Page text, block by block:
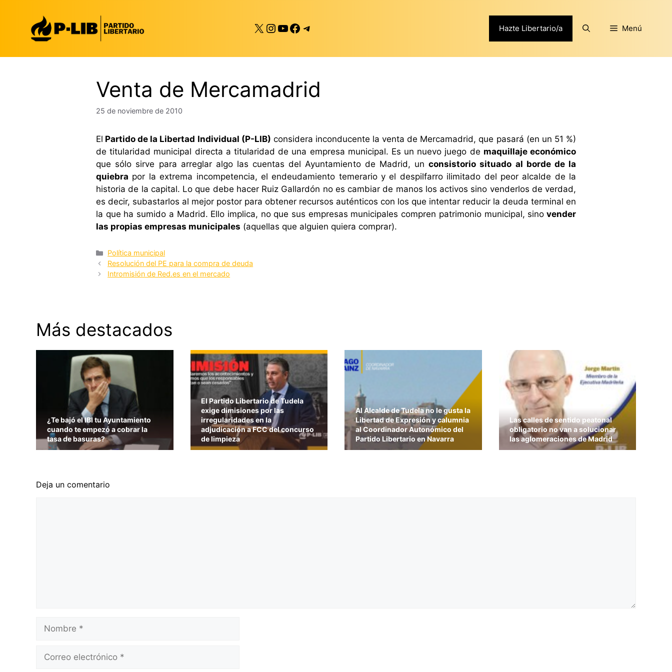
contenido
X Instagram
YouTube
Facebook
Telegram Hazte Libertario/a Menú
Venta de Mercamadrid
25 de noviembre de 2010
El Partido de la Libertad Individual (P-LIB) considera inconducente la venta de Mercamadrid, que pasará (en un 51 %)
de titularidad municipal directa a titularidad de una empresa municipal. Es un nuevo juego de maquillaje económico
que sólo sirve para arreglar algo las cuentas del Ayuntamiento de Madrid, unconsistorio situado al borde de la
quiebra por la extrema incompetencia, el endeudamiento temerario y el despilfarro ilimitado del peor alcalde de la
historia de la capital. Lo que debe hacer Ruiz Gallardón no es cambiar de manos los activos sino venderlos de verdad,
es decir, subastarlos al mejor postor para obtener recursos auténticos con los que intentar reducir la deuda terminal en
la que ha sumido a Madrid. Ello implica, no que sus empresas municipales compren patrimonio municipal, sino vender
las propias empresas municipales (aquellas que alguien quiera comprar).
Categorías
Política municipal
Resolución del PE para la compra de deuda
Intromisión de Red.es en el mercado
Más destacados
¿Te bajó el IBI tu Ayuntamiento
cuando te empezó a cobrar la
tasa de basuras?
El Partido Libertario de Tudela
exige dimisiones por las
irregularidades en la
adjudicación a FCC del concurso
de limpieza
Al Alcalde de Tudela no le gusta la
Libertad de Expresión y calumnia
al Coordinador Autonómico del
Partido Libertario en Navarra
Las calles de sentido peatonal
obligatorio no van a solucionar
las aglomeraciones de Madrid
Deja un comentario
electrónico